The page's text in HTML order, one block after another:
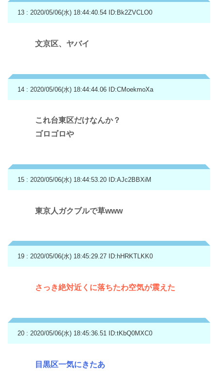
13 : 2020/05/06(水) 18:44:40.54 ID:Bk2ZVCLO0
文京区、ヤバイ
14 : 2020/05/06(水) 18:44:44.06 ID:CMoekmoXa
これ台東区だけなんか？
ゴロゴロや
15 : 2020/05/06(水) 18:44:53.20 ID:AJc2BBXiM
東京人ガクブルで草www
19 : 2020/05/06(水) 18:45:29.27 ID:hHRKTLKK0
さっき絶対近くに落ちたわ空気が震えた
20 : 2020/05/06(水) 18:45:36.51 ID:tKbQ0MXC0
目黒区一気にきたあ